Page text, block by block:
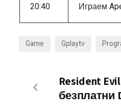
20:40 Играем
Game Gplaytv
Resident
безплатни